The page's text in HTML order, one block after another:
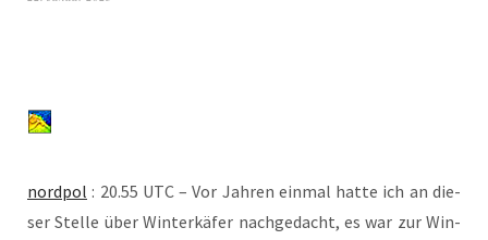
nord­pol : 20.55 UTC – Vor Jah­ren ein­mal hat­te ich an die­
ser Stel­le über Win­ter­kä­fer nach­ge­dacht, es war zur Win­